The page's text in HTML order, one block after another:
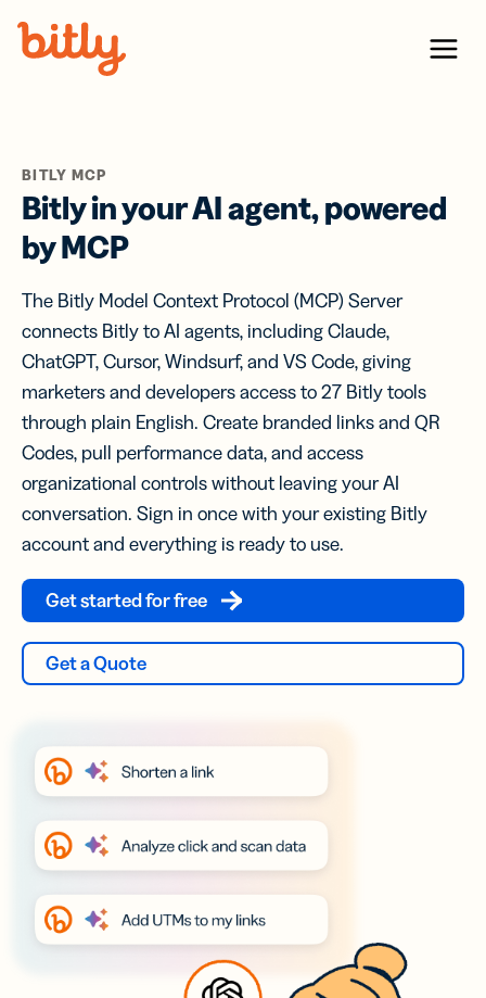
Menu
BITLY MCP
Bitly in your AI agent, powered
by MCP
The Bitly Model Context Protocol (MCP) Server
connects Bitly to AI agents, including Claude,
ChatGPT, Cursor, Windsurf, and VS Code, giving
marketers and developers access to 27 Bitly tools
through plain English. Create branded links and QR
Codes, pull performance data, and access
organizational controls without leaving your AI
conversation. Sign in once with your existing Bitly
account and everything is ready to use.
Get started for free
Get a Quote